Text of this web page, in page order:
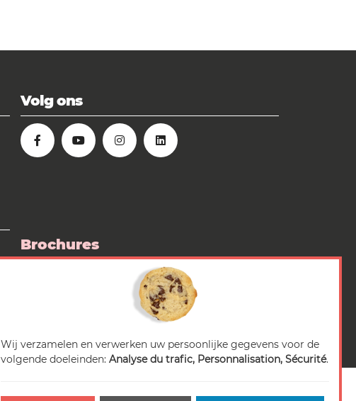
Volg ons
Brochures
Wij verzamelen en verwerken uw persoonlijke gegevens voor de
volgende doeleinden: Analyse du trafic, Personnalisation, Sécurité.